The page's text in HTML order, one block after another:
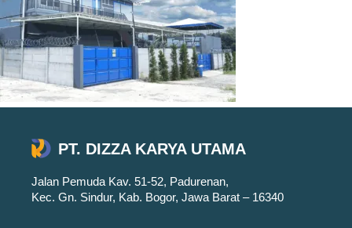
PT. DIZZA KARYA UTAMA
Jalan Pemuda Kav. 51-52, Padurenan,
Kec. Gn. Sindur, Kab. Bogor, Jawa Barat – 16340